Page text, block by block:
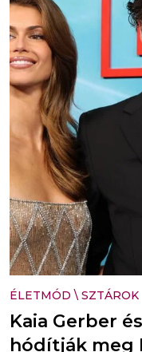
ÉLETMÓD \ SZTÁROK
Kaia Gerber
hódítják meg